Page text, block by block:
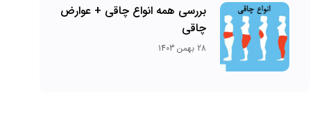
بررسی همه انواع چاقی + عوارض
چاقی
28 بهمن 1403